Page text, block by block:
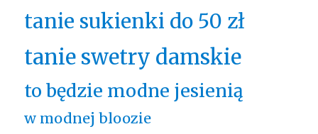
tanie sukienki do 50 zł
tanie swetry damskie
to będzie modne jesienią
w modnej bloozie